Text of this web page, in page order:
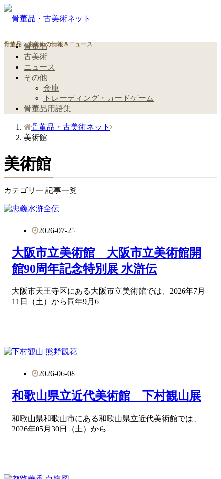
骨董品・古美術の情報＆ニュース
骨董品
古美術
ニュース
その他
金庫
トレーディング・カードゲーム
骨董品用語集
骨董品・古美術ネット
美術館
美術館
カテゴリ一 記事一覧
2026-07-25
大阪市立美術館 大阪市立美術館開
館90周年記念特別展 水滸伝
大阪市天王寺区にある大阪市立美術館では、2026年7月
11日（土）から同年9月6
2026-06-08
和歌山県立近代美術館 下村観山展
和歌山県和歌山市にある和歌山県立近代美術館では、
2026年05月30日（土）から